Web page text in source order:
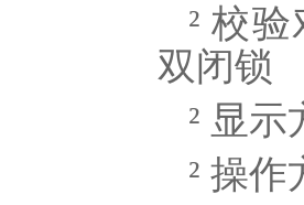
² 校验
双闭锁
² 显示
² 操作